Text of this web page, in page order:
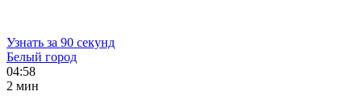
Узнать за 90 секунд
Белый город
04:58
2 мин